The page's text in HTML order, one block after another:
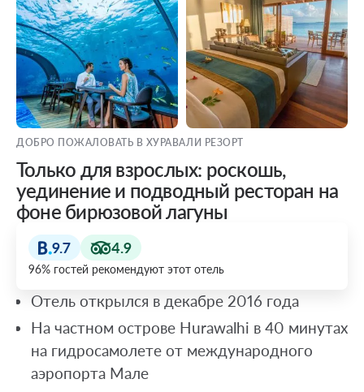
ДОБРО ПОЖАЛОВАТЬ В ХУРАВАЛИ РЕЗОРТ
Только для взрослых: роскошь,
уединение и подводный ресторан на
фоне бирюзовой лагуны
9.7 4.9
96% гостей рекомендуют этот отель
Отель открылся в декабре 2016 года
На частном острове Hurawalhi в 40 минутах
на гидросамолете от международного
аэропорта Мале